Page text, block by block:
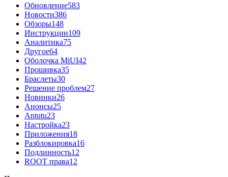
Обновление583
Новости386
Обзоры148
Инструкции109
Аналитика75
Другое64
Оболочка MiUI42
Прошивка35
Браслеты30
Решение проблем27
Новинки26
Анонсы25
Antutu23
Настройка23
Приложения18
Разблокировка16
Подлинность12
ROOT права12